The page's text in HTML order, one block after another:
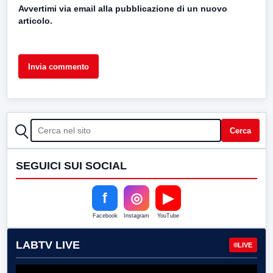
Avvertimi via email alla pubblicazione di un nuovo
articolo.
CERCA Cerca
SEGUICI SUI SOCIAL
f
Facebook
◎
Instagram
▶
YouTube
LABTV LIVE LIVE